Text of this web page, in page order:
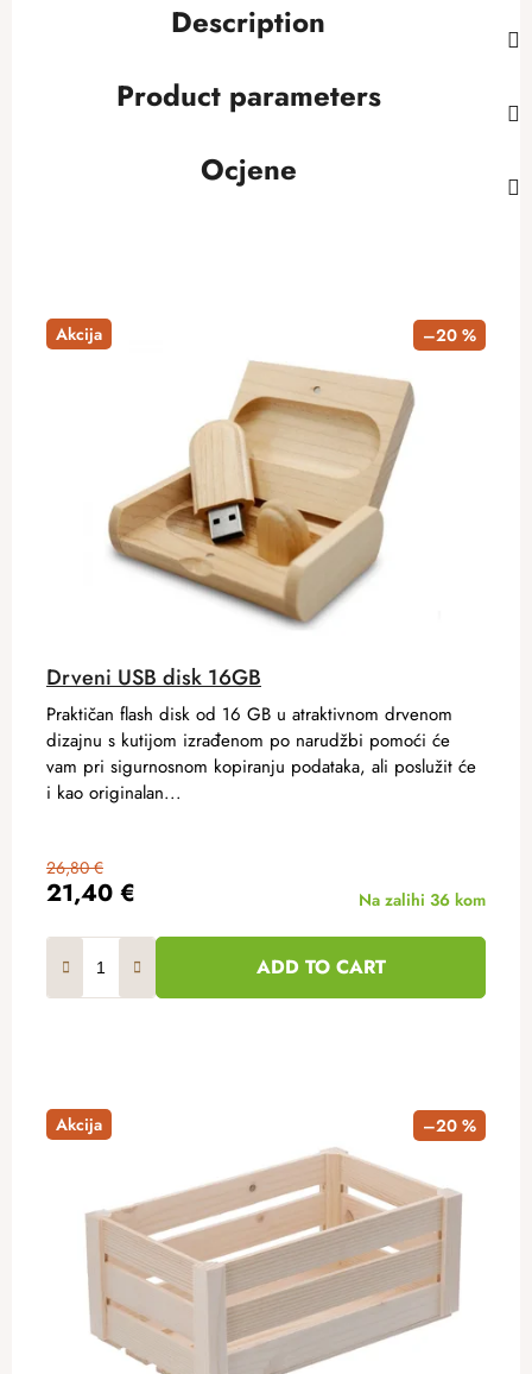
Description
Product parameters
Ocjene
Akcija –20 %
Drveni USB disk 16GB
21,40 €
26,80 €
Na zalihi 36 kom
ADD TO CART
Praktičan flash disk od 16 GB u atraktivnom drvenom
dizajnu s kutijom izrađenom po narudžbi pomoći će
vam pri sigurnosnom kopiranju podataka, ali poslužit će
i kao originalan...
Akcija –20 %